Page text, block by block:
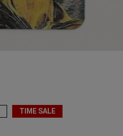
TIME SALE